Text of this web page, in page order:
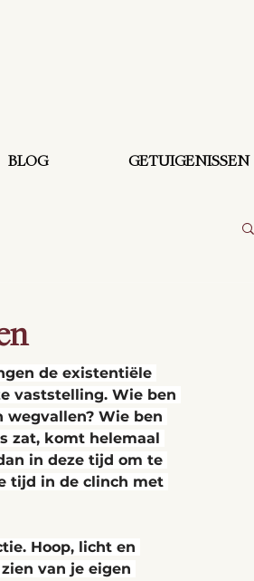
BLOG GETUIGENISSEN
de existentiële
vaststelling. Wie ben
wegvallen? Wie ben
zat, komt helemaal
in deze tijd om te
tijd in de clinch met
Hoop, licht en
van je eigen